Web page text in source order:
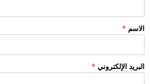
الاسم *
البريد الإلكتروني *